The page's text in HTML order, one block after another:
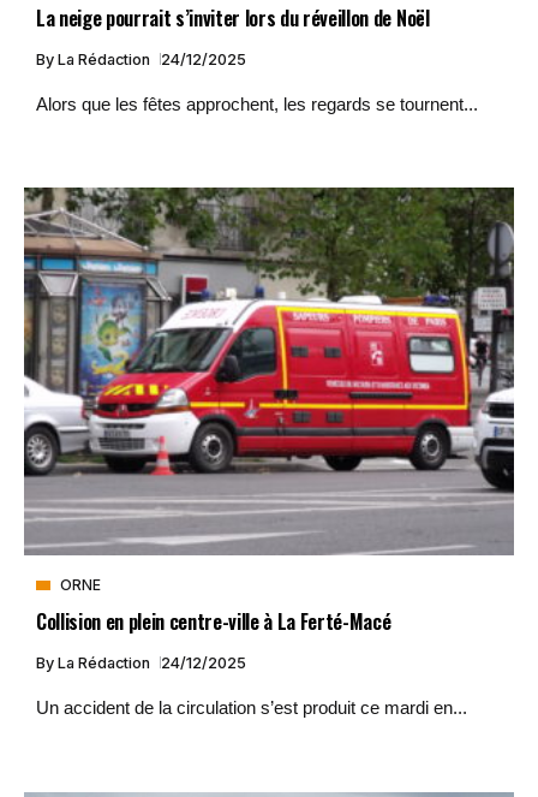
La neige pourrait s’inviter lors du réveillon de Noël
By La Rédaction 24/12/2025
Alors que les fêtes approchent, les regards se tournent...
ORNE
Collision en plein centre-ville à La Ferté-Macé
By La Rédaction 24/12/2025
Un accident de la circulation s’est produit ce mardi en...